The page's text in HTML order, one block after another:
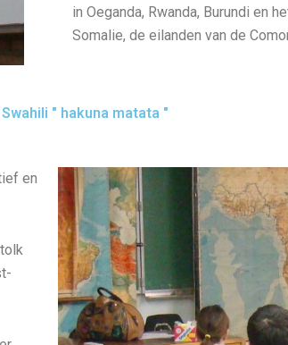
in Oeganda, Rwanda, Burundi en
Somalie, de eilanden van de
" hakuna matata "
en